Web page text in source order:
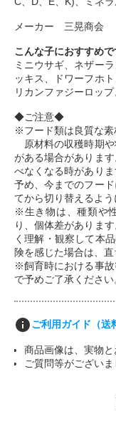
メーカー 三晃商会
こんな子におすすめ
ミニウサギ、ネザー
ッキス、ドワーフホ
リカンファジーロッ
◆ご注意◆
※フード類は良質な素
原材料の収穫時期や
がある場合がありま
べなくなる時があり
予め、今までのフー
てから切り替えるよう
※生き物は、種類や
り、個体差がありま
く理解・観察して本
険を感じた場合は、
※飼育時における事
で予めご了承ください
infoご利用ガイド（送
商品画像は、実物と
ご質問等がござい